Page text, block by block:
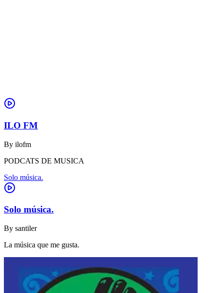
ILO FM
By ilofm
PODCATS DE MUSICA
Solo música.
Solo música.
By santiler
La música que me gusta.